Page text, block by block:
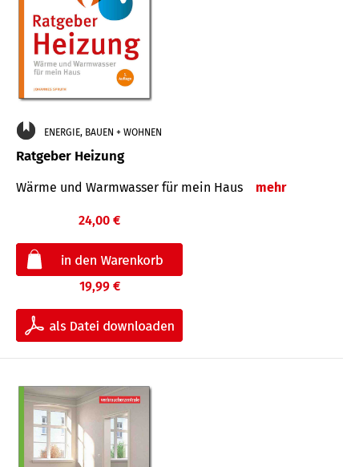
ENERGIE, BAUEN + WOHNEN
Ratgeber Heizung
Wärme und Warmwasser für mein Haus mehr
24,00 €
19,99 €